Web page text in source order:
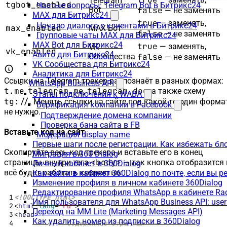
Частые вопросы: Telegram Bot в Битрикс24
MAX для Битрикс24
Начало диалога с клиентами в Битрикс24
Групповые чаты MAX для Битрикс24
MAX Bot для Битрикс24
Авито для Битрикс24
VK Сообщества для Битрикс24
Аналитика для Битрикс24
WhatsApp Business API
Этапы подключения к WABA
Верификация компании в Facebook
Подтверждение домена компании
Проверка бана сайта в FB
Модерация display name
Первые шаги после регистрации. Как избежать
Миграция в 360 Dialog
Личный кабинет в 360Dialog
Как зайти в кабинет 360Dialog по почте, если вы
Изменение профиля в личном кабинете 360Dialog
Редактирование профиля WhatsApp в кабинете
Имя пользователя для WhatsApp Business API:
Переход на MM Lite (Marketing Messages API)
Как удалить номер из подписки в 360Dialog
tgbot_enabled
Bot
false— не заменять
max_enabled MAX Бот true— заменять,
false— не заменять
vk_enabled
VK
Сообщества
true — заменять,
false — не заменять
Ссылки на Telegram трекер распознаёт в разных формах:
t.me,telegram.me,telegram.dog, а также схему
tg://. Менять ссылки на сайте под какой-то один
не нужно.
Вставьте код на сайт
Скопируйте весь код трекера и вставьте его в конец
страницы, внутри тега<body>— так кнопка отобразится
всё будет работать корректно:
<!DOCTYPE html>
<html lang="ru">
<head>
<!-- Содержимое страницы -->